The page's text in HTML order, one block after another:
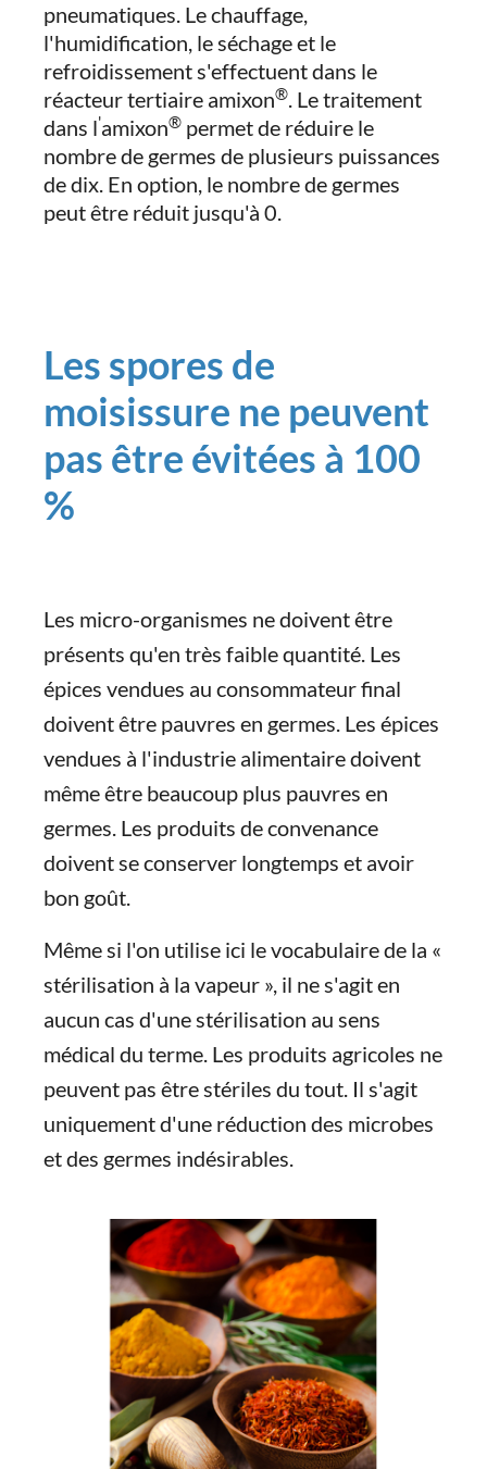
pneumatiques. Le chauffage,
l'humidification, le séchage et le
refroidissement s'effectuent dans le
réacteur tertiaire amixon®. Le traitement
dans l'amixon® permet de réduire le
nombre de germes de plusieurs puissances
de dix. En option, le nombre de germes
peut être réduit jusqu'à 0.
Les spores de
moisissure ne peuvent
pas être évitées à 100
%
Les micro-organismes ne doivent être
présents qu'en très faible quantité. Les
épices vendues au consommateur final
doivent être pauvres en germes. Les épices
vendues à l'industrie alimentaire doivent
même être beaucoup plus pauvres en
germes. Les produits de convenance
doivent se conserver longtemps et avoir
bon goût.
Même si l'on utilise ici le vocabulaire de la «
stérilisation à la vapeur », il ne s'agit en
aucun cas d'une stérilisation au sens
médical du terme. Les produits agricoles ne
peuvent pas être stériles du tout. Il s'agit
uniquement d'une réduction des microbes
et des germes indésirables.